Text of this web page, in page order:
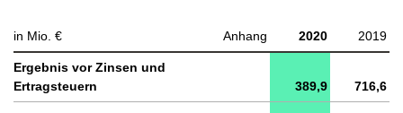
Abschluss
in Mio. € Anhang 2020 2019
Ergebnis vor Zinsen und
Ertragsteuern
389,9 716,6